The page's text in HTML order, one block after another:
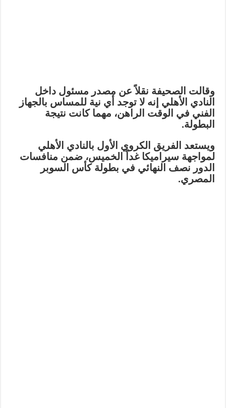
وقالت الصحيفة نقلاً عن مصدر مسئول داخل
النادي الأهلي إنه لا توجد أي نية للمساس بالجهاز
الفني في الوقت الراهن، مهما كانت نتيجة
البطولة.
ويستعد الفريق الكروي الأول بالنادي الأهلي
لمواجهة سيراميكا غداً الخميس، ضمن منافسات
الدور نصف النهائي في بطولة كأس السوبر
المصري.